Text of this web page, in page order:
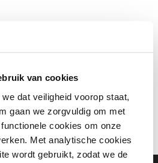
van cookies
dat veiligheid voorop staat,
gaan we zorgvuldig om met
cookies om onze
Met analytische cookies
wordt gebruikt, zodat we de